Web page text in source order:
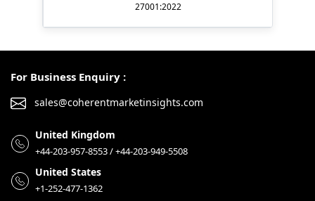
27001:2022
For Business Enquiry :
sales@coherentmarketinsights.com
United Kingdom
+44-203-957-8553 / +44-203-949-5508
United States
+1-252-477-1362